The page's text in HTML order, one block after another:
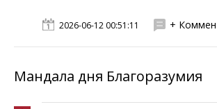
2026-06-12 00:51:11 +
Мандала дня Благоразумия